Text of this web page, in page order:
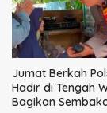
Jumat Berkah
Hadir di Tengah
Bagikan